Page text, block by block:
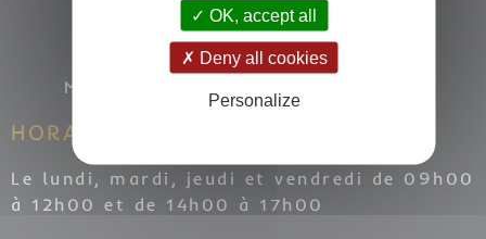
22160 CARNOËT
Tél: 02 96 21 52 24
Mail :
HORAIRES
Le lundi, mardi, jeudi et vendredi de 09h00
à 12h00 et de 14h00 à 17h00
OK, accept all
Deny all cookies
Personalize